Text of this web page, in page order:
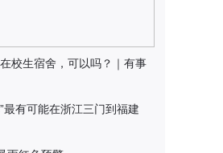
校生宿舍，可以吗？｜有事
最有可能在浙江三门到福建